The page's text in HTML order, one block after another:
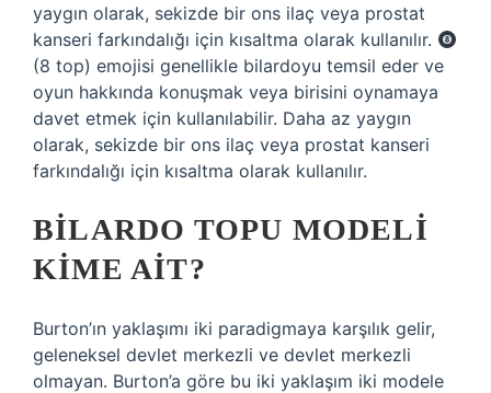
yaygın olarak, sekizde bir ons ilaç veya prostat
kanseri farkındalığı için kısaltma olarak kullanılır.
(8 top) emojisi genellikle bilardoyu temsil eder ve
oyun hakkında konuşmak veya birisini oynamaya
davet etmek için kullanılabilir. Daha az yaygın
olarak, sekizde bir ons ilaç veya prostat kanseri
farkındalığı için kısaltma olarak kullanılır.
BILARDO TOPU MODELI
KIME AIT?
Burton’ın yaklaşımı iki paradigmaya karşılık gelir,
geleneksel devlet merkezli ve devlet merkezli
olmayan. Burton’a göre bu iki yaklaşım iki modele